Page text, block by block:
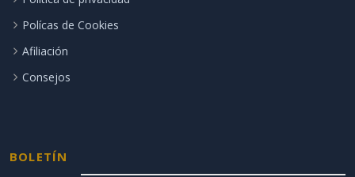
Polícas de Cookies
Afiliación
Consejos
BOLETÍN